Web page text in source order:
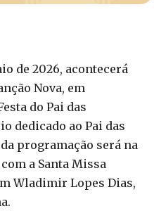
de 2026, acontecerá
Nova, em
do Pai das
dedicado ao Pai das
programação será na
a Santa Missa
Wladimir Lopes Dias,